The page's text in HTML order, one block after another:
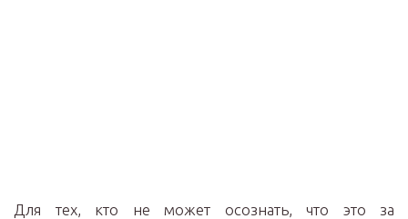
Для тех, кто не может осознать, что это за